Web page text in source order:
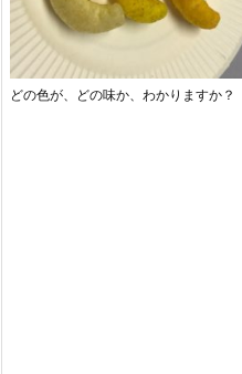
どの色が、どの味か、わかりますか？